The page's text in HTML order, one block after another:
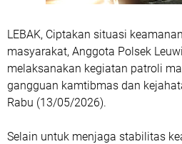
LEBAK, Ciptakan situasi
masyarakat, Anggota Polsek
melaksanakan kegiatan patroli
gangguan kamtibmas dan
Rabu (13/05/2026).
Selain untuk menjaga stabilitas